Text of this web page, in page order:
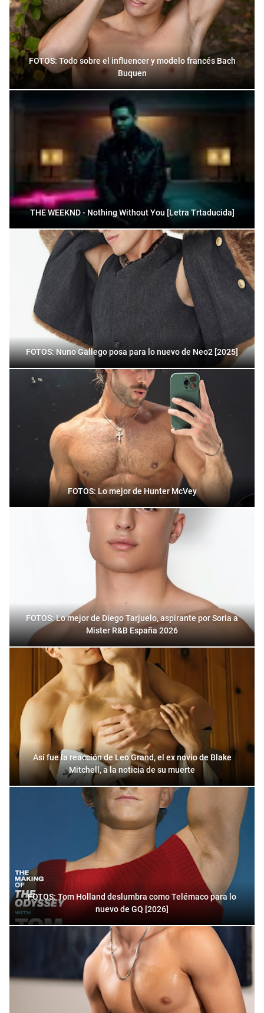
FOTOS: Todo sobre el influencer y modelo francés Bach
Buquen
THE WEEKND - Nothing Without You [Letra Trtaducida]
FOTOS: Nuno Gallego posa para lo nuevo de Neo2 [2025]
FOTOS: Lo mejor de Hunter McVey
FOTOS: Lo mejor de Diego Tarjuelo, aspirante por Soria a
Mister R&B España 2026
Así fue la reacción de Leo Grand, el ex novio de Blake
Mitchell, a la noticia de su muerte
FOTOS: Tom Holland deslumbra como Telémaco para lo
nuevo de GQ [2026]